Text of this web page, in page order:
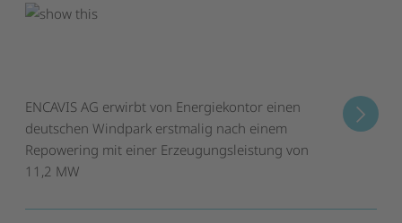
ENCAVIS AG erwirbt von Energiekontor einen
deutschen Windpark erstmalig nach einem
Repowering mit einer Erzeugungsleistung von
11,2 MW